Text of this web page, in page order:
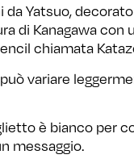
da Yatsuo,
di Kanagawa con
chiamata
variare
è bianco per
messaggio.